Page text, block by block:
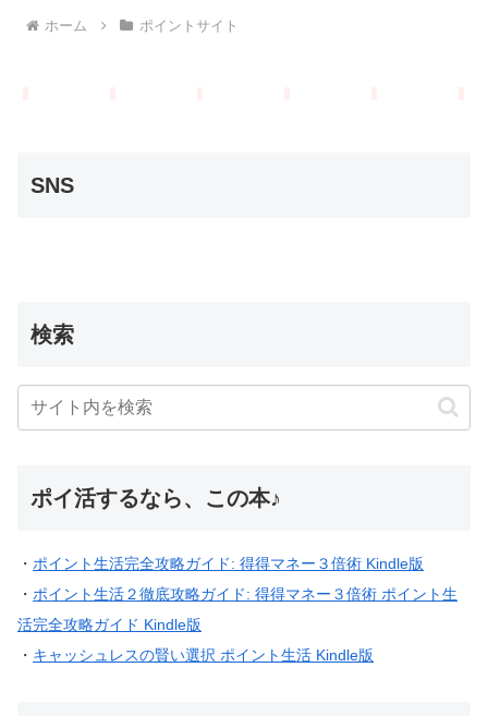
ホーム ポイントサイト
SNS
検索
ポイ活するなら、この本♪
・ ポイント生活完全攻略ガイド: 得得マネー３倍術 Kindle版
・ ポイント生活２徹底攻略ガイド: 得得マネー３倍術 ポイント生
活完全攻略ガイド Kindle版
・ キャッシュレスの賢い選択 ポイント生活 Kindle版